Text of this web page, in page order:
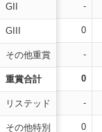
GII
GIII
その他重賞
重賞合計
リステッド
その他特別
-
0
-
0
-
0